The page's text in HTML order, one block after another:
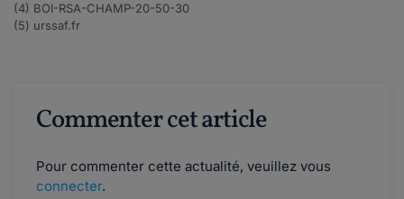
(4) BOI-RSA-CHAMP-20-50-30
(5) urssaf.fr
Commenter cet article
Pour commenter cette actualité, veuillez vous
connecter.